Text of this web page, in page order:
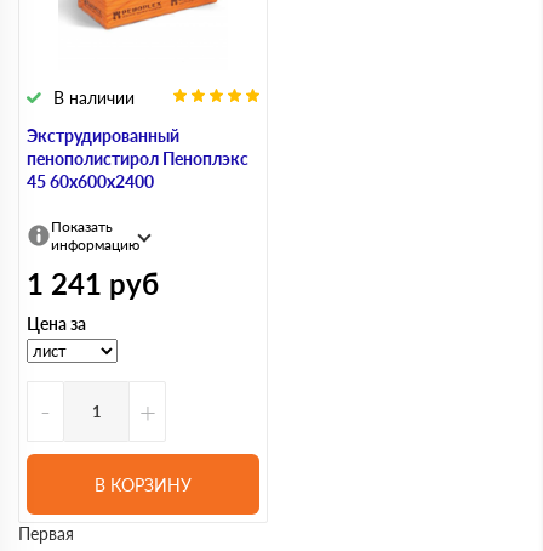
Экструдированный
пенополистирол Пеноплэкс
45 60х600х2400
В наличии
Показать
информацию
1 241 руб
Цена за
- +
В КОРЗИНУ
Первая